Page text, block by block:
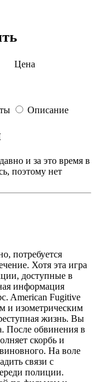
Цена
Описание
и за это время в
поэтому нет
потребуется
Хотя эта игра
доступные в
информация
American Fugitive
и изометрическим
жизнь. Вы
После обвинения в
скорбь и
На воле
связи с
полиции.